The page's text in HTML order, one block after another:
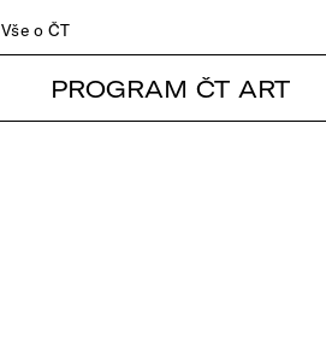
Vše o ČT
PROGRAM ČT ART